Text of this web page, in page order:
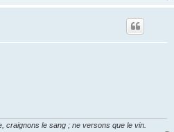
craignons le sang ; ne versons que le vin.